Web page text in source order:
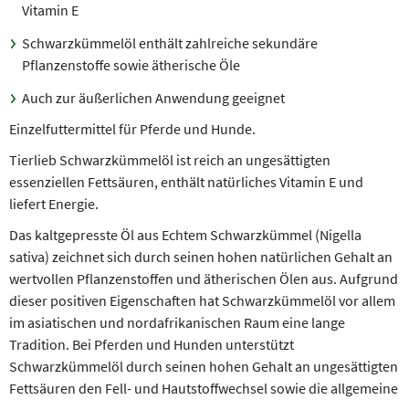
Vitamin E
Schwarzkümmelöl enthält zahlreiche sekundäre
Pflanzenstoffe sowie ätherische Öle
Auch zur äußerlichen Anwendung geeignet
Einzelfuttermittel für Pferde und Hunde.
Tierlieb Schwarzkümmelöl ist reich an ungesättigten
essenziellen Fettsäuren, enthält natürliches Vitamin E und
liefert Energie.
Das kaltgepresste Öl aus Echtem Schwarzkümmel (Nigella
sativa) zeichnet sich durch seinen hohen natürlichen Gehalt an
wertvollen Pflanzenstoffen und ätherischen Ölen aus. Aufgrund
dieser positiven Eigenschaften hat Schwarzkümmelöl vor allem
im asiatischen und nordafrikanischen Raum eine lange
Tradition. Bei Pferden und Hunden unterstützt
Schwarzkümmelöl durch seinen hohen Gehalt an ungesättigten
Fettsäuren den Fell- und Hautstoffwechsel sowie die allgemeine